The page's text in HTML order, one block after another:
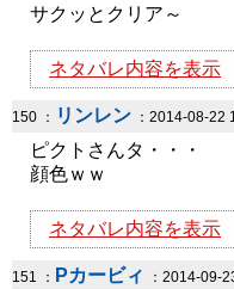
サクッとクリア～
ネタバレ内容を表示
150 ： リンレン ：2014-08-22
ピクトさんタ・・・
顔色ｗｗ
ネタバレ内容を表示
151 ： Pカービィ ：2014-09-